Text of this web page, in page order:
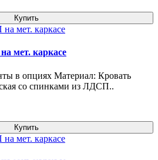
Купить
мет. каркасе
в опциях Материал: Кровать
со спинками из ЛДСП..
Купить